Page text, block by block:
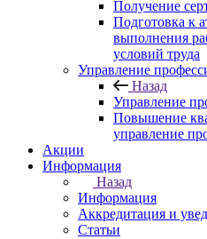
Получение
Подготовка к
выполнения
условий труда
Управление
Назад
Управление
Повышение
управление
Акции
Информация
Назад
Информация
Аккредитация и
Статьи